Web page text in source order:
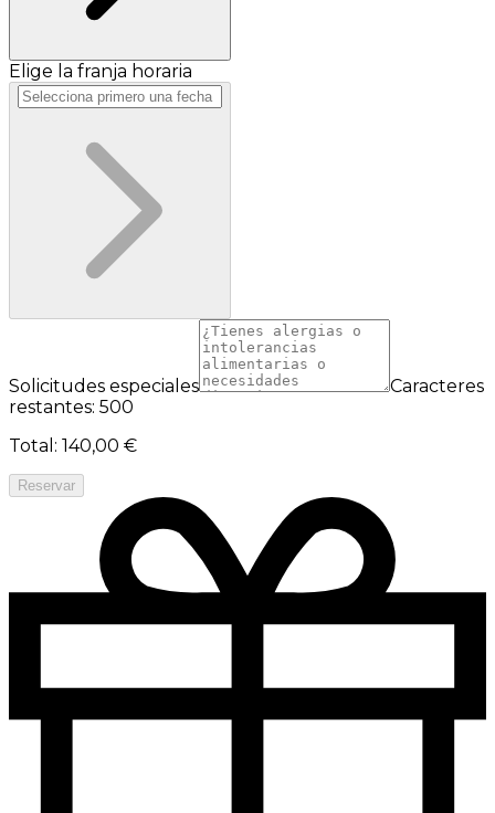
Elige la franja horaria
Solicitudes especiales
Caracteres
restantes: 500
Total : 140,00 €
Reservar